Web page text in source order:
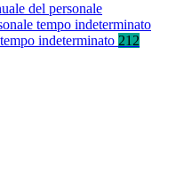
del personale
tempo indeterminato
indeterminato 212